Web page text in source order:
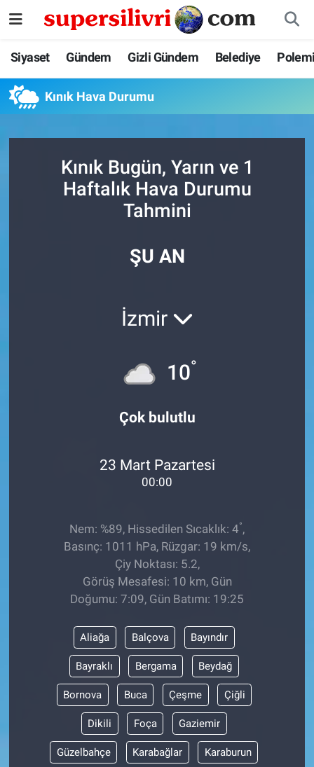
Siyaset Gündem Gizli Gündem Belediye
Kınık Hava Durumu
Kınık Bugün, Yarın ve 1
Haftalık Hava Durumu
Tahmini
ŞU AN
İzmir
10°
Çok bulutlu
23 Mart Pazartesi
00:00
Nem: %89, Hissedilen Sıcaklık: 4°,
Basınç: 1011 hPa, Rüzgar: 19 km/s,
Çiy Noktası: 5.2,
Görüş Mesafesi: 10 km, Gün
Doğumu: 7:09, Gün Batımı: 19:25
Aliağa Balçova Bayındır
Bayraklı Bergama Beydağ
Bornova Buca Çeşme Çiğli
Dikili Foça Gaziemir
Güzelbahçe Karabağlar Karaburun
Siyaset
Gündem
Belediye
Polemik
İstanbul Nöbetçi Eczaneler
İstanbul Hava Durumu
İstanbul Trafik Yoğunluk Haritası
Süper Lig Puan Durumu ve Fikstür
Son Dakika Haberleri